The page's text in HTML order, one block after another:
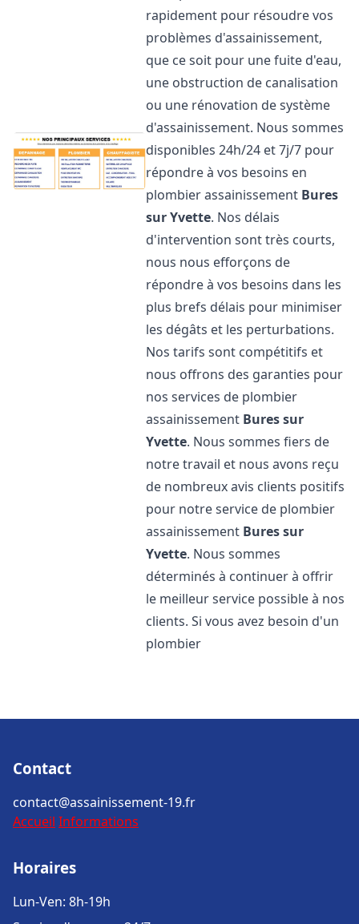
rapidement pour résoudre vos
problèmes d'assainissement,
que ce soit pour une fuite d'eau,
une obstruction de canalisation
ou une rénovation de système
d'assainissement. Nous sommes
disponibles 24h/24 et 7j/7 pour
répondre à vos besoins en
plombier assainissement Bures
sur Yvette. Nos délais
d'intervention sont très courts,
nous nous efforçons de
répondre à vos besoins dans les
plus brefs délais pour minimiser
les dégâts et les perturbations.
Nos tarifs sont compétitifs et
nous offrons des garanties pour
nos services de plombier
assainissement Bures sur
Yvette. Nous sommes fiers de
notre travail et nous avons reçu
de nombreux avis clients positifs
pour notre service de plombier
assainissement Bures sur
Yvette. Nous sommes
déterminés à continuer à offrir
le meilleur service possible à nos
clients. Si vous avez besoin d'un
plombier
Contact
contact@assainissement-19.fr
Accueil Informations
Horaires
Lun-Ven: 8h-19h